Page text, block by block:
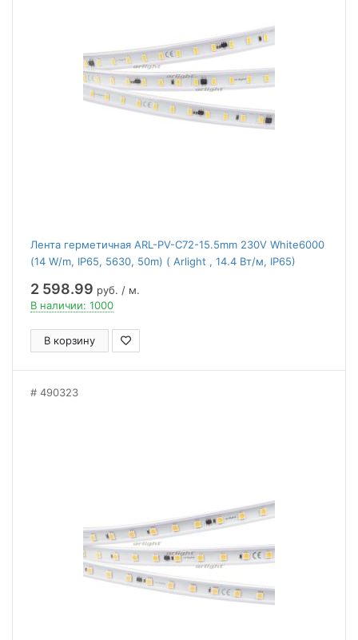
Лента герметичная ARL-PV-С72-15.5mm 230V White6000
(14 W/m, IP65, 5630, 50m) ( Arlight , 14.4 Вт/м, IP65)
2 598.99 руб. / м.
В наличии: 1000
В корзину
490323